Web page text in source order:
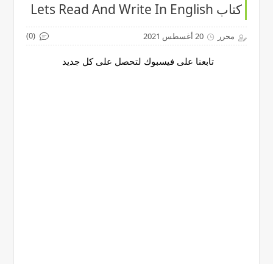
كتاب Lets Read And Write In English
محرر 20 أغسطس 2021 (0)
تابعنا على فيسبوك لتحصل على كل جديد